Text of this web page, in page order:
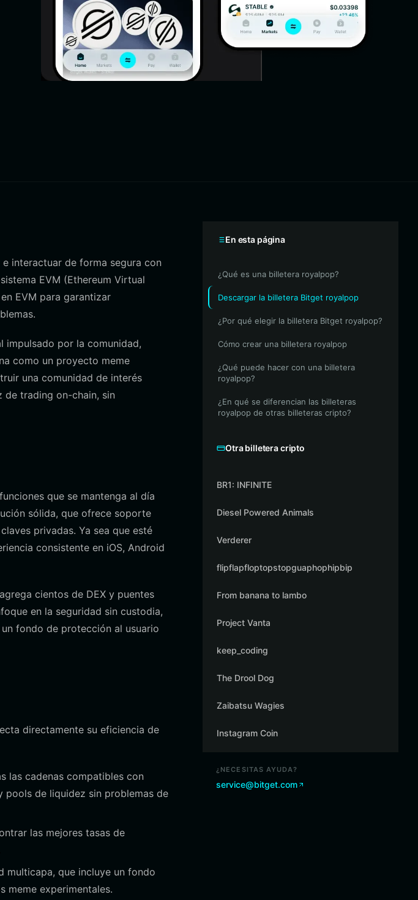
interactuar de forma segura con
EVM (Ethereum Virtual
EVM para garantizar
impulsado por la comunidad,
como un proyecto meme
una comunidad de interés
de trading on-chain, sin
que se mantenga al día
sólida, que ofrece soporte
privadas. Ya sea que esté
consistente en iOS, Android
cientos de DEX y puentes
en la seguridad sin custodia,
fondo de protección al usuario
directamente su eficiencia de
las cadenas compatibles con
pools de liquidez sin problemas de
las mejores tasas de
multicapa, que incluye un fondo
meme experimentales.
En esta página
¿Qué es una billetera royalpop?
Descargar la billetera Bitget royalpop
¿Por qué elegir la billetera Bitget royalpop?
Cómo crear una billetera royalpop
¿Qué puede hacer con una billetera
royalpop?
¿En qué se diferencian las billeteras
royalpop de otras billeteras cripto?
Otra billetera cripto
BR1: INFINITE
Diesel Powered Animals
Verderer
flipflapfloptopstopguaphophipbip
From banana to lambo
Project Vanta
keep_coding
The Drool Dog
Zaibatsu Wagies
Instagram Coin
¿NECESITAS AYUDA?
service@bitget.com